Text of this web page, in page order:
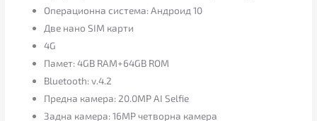
Операционна система: Андроид 10
Две нано SIM карти
4G
Памет: 4GB RAM+64GB ROM
Bluetooth: v.4.2
Предна камера: 20.0MP AI Selfie
Задна камера: 16MP четворна камера